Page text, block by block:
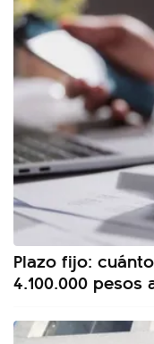
Plazo fijo:
4.100.000 pesos